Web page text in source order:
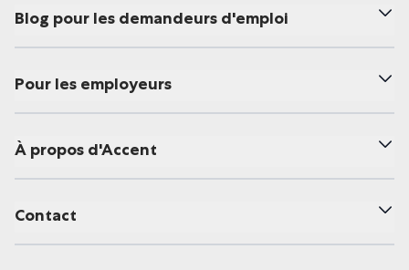
Blog pour les demandeurs d'emploi
Pour les employeurs
À propos d'Accent
Contact